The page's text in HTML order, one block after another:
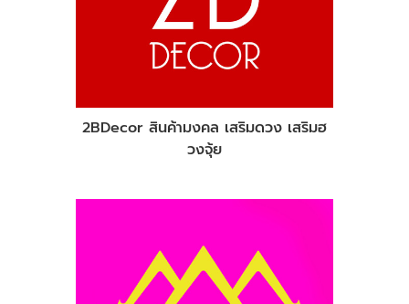
2BDecor สินค้ามงคล เสริมดวง เสริมฮ
วงจุ้ย